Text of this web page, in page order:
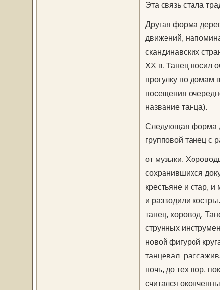
Эта связь стала
Другая форма
движений,
скандинавских
ХХ в. Танец носил
прогулку по домам
посещения
название танца).
Следующая форма
групповой танец с
от музыки.
сохранившихся
крестьяне и стар,
и разводили
танец, хоровод.
струнных
новой фигурой
танцевал,
ночь, до тех пор,
считался